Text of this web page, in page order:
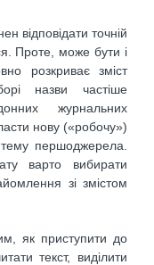
відповідати точній
Проте, може бути і
розкриває зміст
назви частіше
журнальних
нову («робочу»)
першоджерела.
варто вибирати
зі змістом
як приступити до
текст, виділити